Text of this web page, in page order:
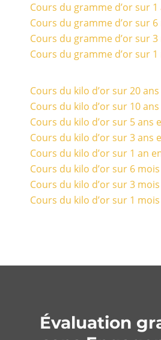
Cours du gramme d’or sur
Cours du gramme d’or sur
Cours du gramme d’or sur
Cours du gramme d’or sur
Cours du kilo d’or sur 20
Cours du kilo d’or sur 10
Cours du kilo d’or sur 5 ans
Cours du kilo d’or sur 3 ans
Cours du kilo d’or sur 1 an
Cours du kilo d’or sur 6
Cours du kilo d’or sur 3
Cours du kilo d’or sur 1
Évaluation